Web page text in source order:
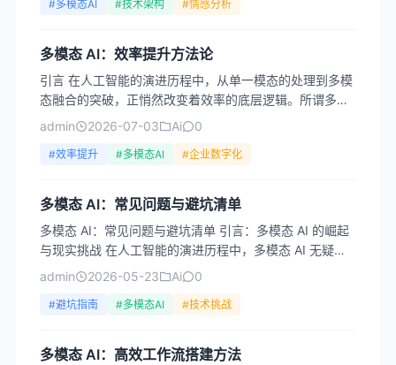
#多模态AI #技术架构 #情感分析
多模态 AI：效率提升方法论
引言 在人工智能的演进历程中，从单一模态的处理到多模
态融合的突破，正悄然改变着效率的底层逻辑。所谓多模
态 AI，指的是能够同时处理和理解文本、图像、音频、视
admin 2026-07-03 Ai 0
#效率提升 #多模态AI #企业数字化
多模态 AI：常见问题与避坑清单
多模态 AI：常见问题与避坑清单 引言：多模态 AI 的崛起
与现实挑战 在人工智能的演进历程中，多模态 AI 无疑是
最令人兴奋的突破之一。它不再局限于单一的文字...
admin 2026-05-23 Ai 0
#避坑指南 #多模态AI #技术挑战
多模态 AI：高效工作流搭建方法